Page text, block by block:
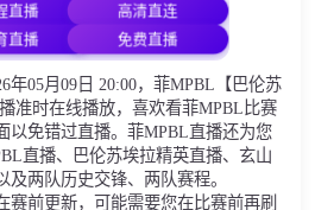
直播 高清直连
直播 免费直播
年05月09日 20:00，菲MPBL【巴伦苏
准时在线播放，喜欢看菲MPBL比赛
以免错过直播。菲MPBL直播还为您
直播、巴伦苏埃拉精英直播、玄山
两队历史交锋、两队赛程。
赛前更新，可能需要您在比赛前再刷